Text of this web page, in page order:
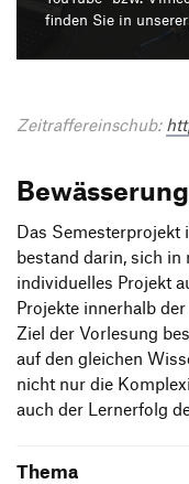
Transfer und
Produktgestaltung
Strategische
finden Sie in unserer
Zeitraffereinschub:
Das Semesterprojekt
bestand darin, sich in
individuelles Projekt
Projekte innerhalb
Ziel der Vorlesung
auf den gleichen
nicht nur die
auch der Lernerfolg
Thema